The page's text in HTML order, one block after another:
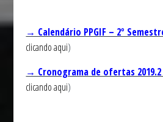
→ Calendário PPGIF – 2º
clicando aqui)
→ Cronograma de ofertas 2019.2
clicando aqui)